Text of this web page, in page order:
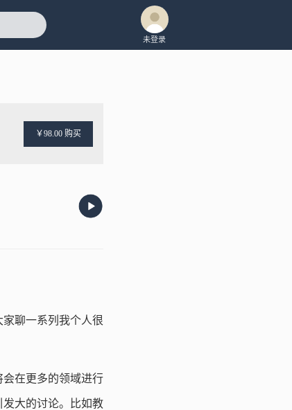
未登录
￥98.00 购买
聊一系列我个人很
在更多的领域进行
大的讨论。比如教